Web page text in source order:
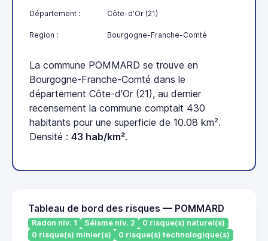
Département : Côte-d'Or (21)
Region : Bourgogne-Franche-Comté
La commune POMMARD se trouve en
Bourgogne-Franche-Comté dans le
département Côte-d'Or (21), au dernier
recensement la commune comptait 430
habitants pour une superficie de 10.08 km².
Densité : 43 hab/km².
Tableau de bord des risques — POMMARD
Radon niv. 1 Séisme niv. 2
0 risque(s) naturel(s)
0 risque(s) minier(s)
0 risque(s) technologique(s)